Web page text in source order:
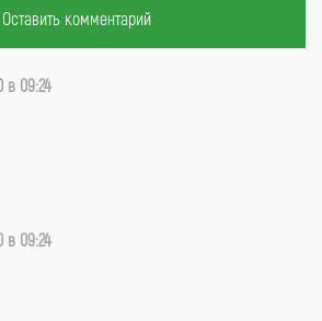
Оставить комментарий
в 09:24
в 09:24